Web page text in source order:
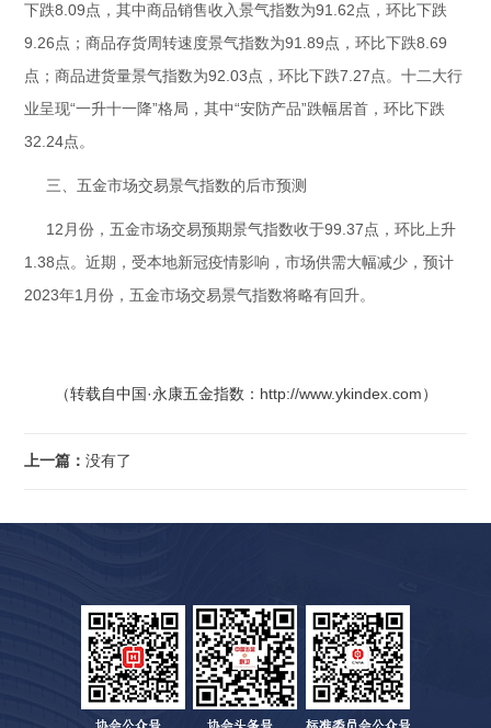
下跌8.09点，其中商品销售收入景气指数为91.62点，环比下跌
9.26点；商品存货周转速度景气指数为91.89点，环比下跌8.69
点；商品进货量景气指数为92.03点，环比下跌7.27点。十二大行
业呈现“一升十一降”格局，其中“安防产品”跌幅居首，环比下跌
32.24点。
三、五金市场交易景气指数的后市预测
12月份，五金市场交易预期景气指数收于99.37点，环比上升
1.38点。近期，受本地新冠疫情影响，市场供需大幅减少，预计
2023年1月份，五金市场交易景气指数将略有回升。
（转载自中国·永康五金指数： http://www.ykindex.com）
上一篇：没有了